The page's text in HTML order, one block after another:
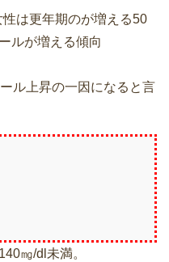
は更年期のが増える50
ルが増える傾向
ル上昇の一因になると言
㎎/dl未満。